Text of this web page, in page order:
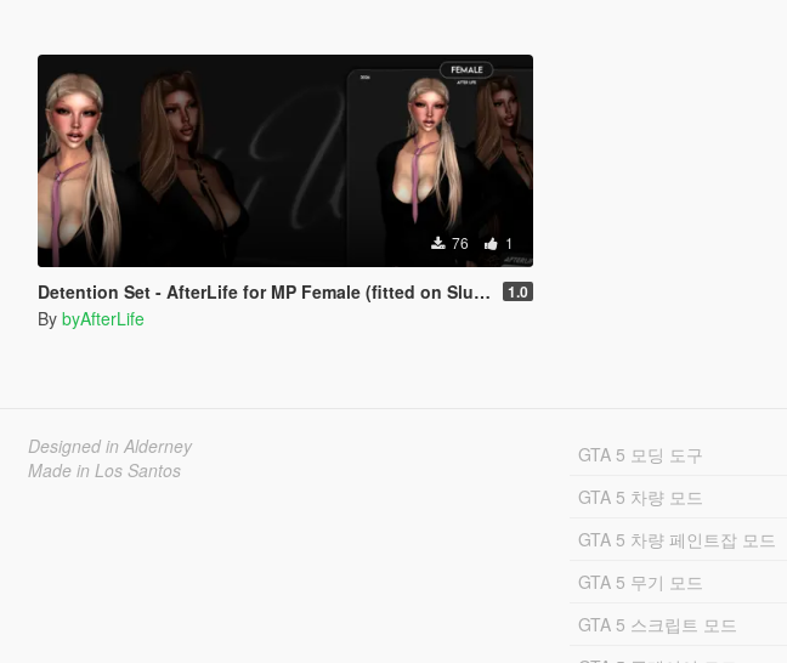
76 1
Detention Set - AfterLife for MP Female (fitted on Slut Body) 1.0
By byAfterLife
Designed in Alderney
Made in Los Santos
GTA 5 모딩 도구
GTA 5 차량 모드
GTA 5 차량 페인트잡 모드
GTA 5 무기 모드
GTA 5 스크립트 모드